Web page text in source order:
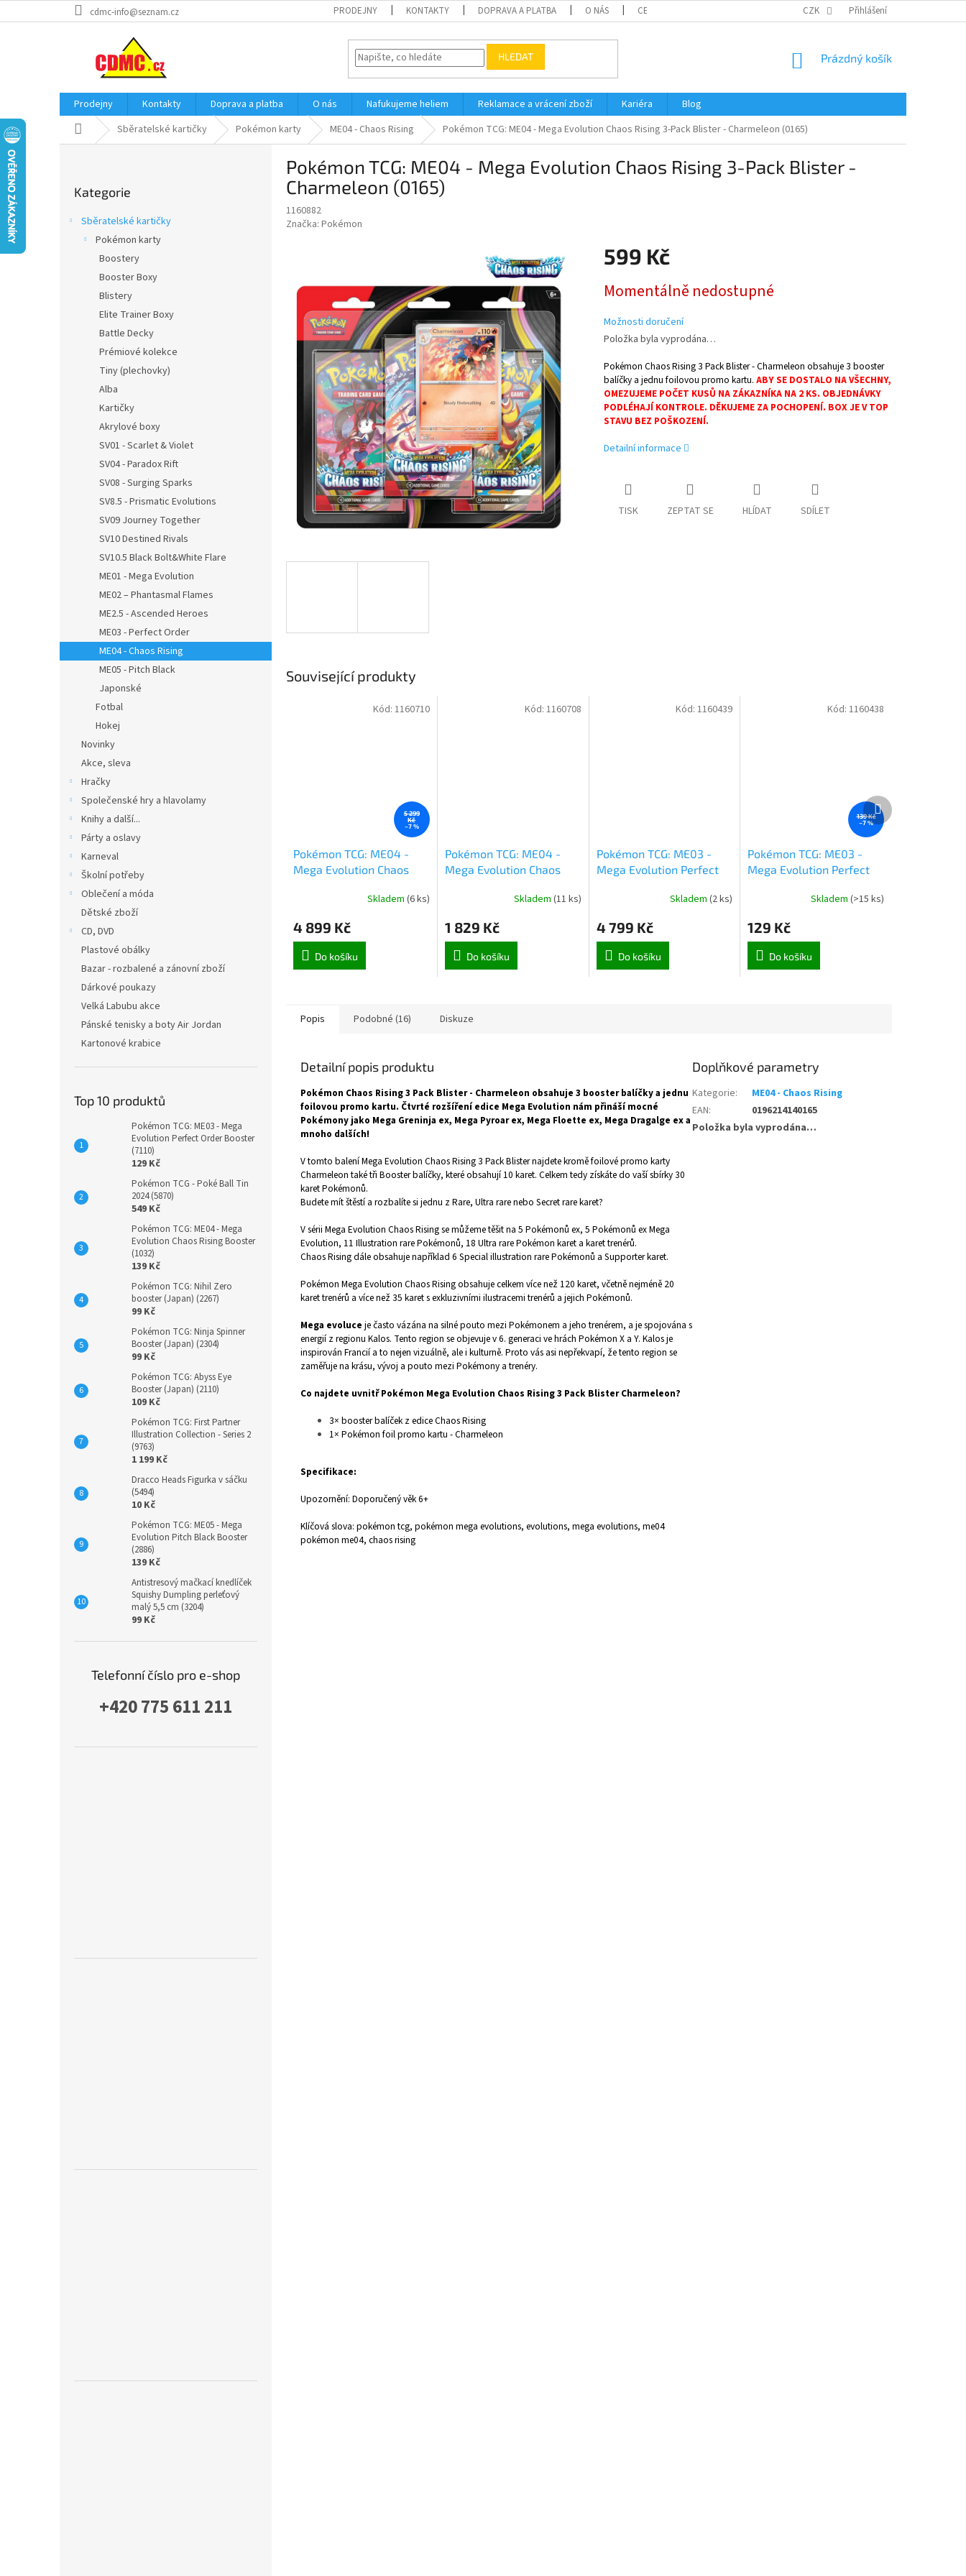
na
cdmc-info@seznam.cz PRODEJNY KONTAKTY DOPRAVA A PLATBA O NÁS CERTIFIKÁTY A NÁVODY OBCHODNÍ PODMÍNKY OCHRANA OSOBNÍCH
CZK Přihlášení
HLEDAT
NÁKUPNÍ
Prázdný košík
Prodejny Kontakty Doprava a platba O nás Nafukujeme heliem Reklamace a vrácení zboží Kariéra
Blog
Domů Sběratelské kartičky Pokémon karty ME04 - Chaos Rising Pokémon TCG: ME04 - Mega Evolution Chaos Rising 3-Pack Blister - Charmeleon (0165)
kategorie
Kategorie
Sběratelské kartičky
Pokémon karty
Boostery
Booster Boxy
Blistery
Elite Trainer Boxy
Battle Decky
Prémiové kolekce
Tiny (plechovky)
Alba
Kartičky
Akrylové boxy
SV01 - Scarlet & Violet
SV04 - Paradox Rift
SV08 - Surging Sparks
SV8.5 - Prismatic Evolutions
SV09 Journey Together
SV10 Destined Rivals
SV10.5 Black Bolt&White Flare
ME01 - Mega Evolution
ME02 – Phantasmal Flames
ME2.5 - Ascended Heroes
ME03 - Perfect Order
ME04 - Chaos Rising
ME05 - Pitch Black
Japonské
Fotbal
Hokej
Novinky
Akce, sleva
Hračky
Společenské hry a hlavolamy
Knihy a další...
Párty a oslavy
Karneval
Školní potřeby
Oblečení a móda
Dětské zboží
CD, DVD
Plastové obálky
Bazar - rozbalené a zánovní zboží
Dárkové poukazy
Velká Labubu akce
Pánské tenisky a boty Air Jordan
Kartonové krabice
Top 10 produktů
Pokémon TCG: ME03 - Mega
Evolution Perfect Order Booster
(7110)
129 Kč
Pokémon TCG - Poké Ball Tin
2024 (5870)
549 Kč
Pokémon TCG: ME04 - Mega
Evolution Chaos Rising Booster
(1032)
139 Kč
Pokémon TCG: Nihil Zero
booster (Japan) (2267)
99 Kč
Pokémon TCG: Ninja Spinner
Booster (Japan) (2304)
99 Kč
Pokémon TCG: Abyss Eye
Booster (Japan) (2110)
109 Kč
Pokémon TCG: First Partner
Illustration Collection - Series 2
(9763)
1 199 Kč
Dracco Heads Figurka v sáčku
(5494)
10 Kč
Pokémon TCG: ME05 - Mega
Evolution Pitch Black Booster
(2886)
139 Kč
Antistresový mačkací knedlíček
Squishy Dumpling perleťový
malý 5,5 cm (3204)
99 Kč
Telefonní číslo pro e-shop
+420 775 611 211
Pokémon TCG: ME04 - Mega Evolution Chaos Rising 3-Pack Blister -
Charmeleon (0165)
1160882
Značka: Pokémon
599 Kč
cena:
Momentálně nedostupné
Možnosti doručení
Položka byla vyprodána…
Pokémon Chaos Rising 3 Pack Blister - Charmeleon obsahuje 3 booster
balíčky a jednu foilovou promo kartu. ABY SE DOSTALO NA VŠECHNY,
OMEZUJEME POČET KUSŮ NA ZÁKAZNÍKA NA 2 KS. OBJEDNÁVKY
PODLÉHAJÍ KONTROLE. DĚKUJEME ZA POCHOPENÍ. BOX JE V TOP
STAVU BEZ POŠKOZENÍ.
Detailní informace
TISK ZEPTAT SE HLÍDAT SDÍLET
Související produkty
5 299
Kč
–7 %
Pokémon TCG: ME04 -
Mega Evolution Chaos
Skladem (6 ks)
4 899 Kč
Do košíku
Kód: 1160710
Pokémon TCG: ME04 -
Mega Evolution Chaos
Skladem (11 ks)
1 829 Kč
Do košíku
Kód: 1160708
Pokémon TCG: ME03 -
Mega Evolution Perfect
Skladem(2 ks)
4 799 Kč
Do košíku
Kód:1160439
139 Kč
–7 %
Pokémon TCG: ME03 -
Mega Evolution Perfect
Skladem (>15 ks)
129 Kč
Do košíku
Kód: 1160438
Další
produkt
Popis Podobné (16) Diskuze
Detailní popis produktu
Pokémon Chaos Rising 3 Pack Blister - Charmeleon obsahuje 3 booster balíčky a jednu
foilovou promo kartu. Čtvrté rozšíření edice Mega Evolution nám přináší mocné
Pokémony jako Mega Greninja ex, Mega Pyroar ex, Mega Floette ex, Mega Dragalge ex a
mnoho dalších!
V tomto balení Mega Evolution Chaos Rising 3 Pack Blister najdete kromě foilové promo karty
Charmeleon také tři Booster balíčky, které obsahují 10 karet. Celkem tedy získáte do vaší sbírky 30
karet Pokémonů.
Budete mít štěstí a rozbalíte si jednu z Rare, Ultra rare nebo Secret rare karet?
V sérii Mega Evolution Chaos Risingse můžeme těšit na 5 Pokémonů ex, 5 Pokémonů ex Mega
Evolution, 11 Illustration rare Pokémonů, 18 Ultra rare Pokémon karet a karet trenérů.
Chaos Rising dále obsahuje například 6 Special illustration rare Pokémonů a Supporter karet.
Pokémon Mega Evolution Chaos Rising obsahuje celkem více než 120 karet, včetně nejméně 20
karet trenérů a více než 35 karet s exkluzivními ilustracemi trenérů a jejich Pokémonů.
Mega evoluce je často vázána na silné pouto mezi Pokémonem a jeho trenérem, a je spojována s
energií z regionu Kalos. Tento region se objevuje v 6. generaci ve hrách Pokémon X a Y. Kalos je
inspirován Francií a to nejen vizuálně, ale i kulturně. Proto vás asi nepřekvapí, že tento region se
zaměřuje na krásu, vývoj a pouto mezi Pokémony a trenéry.
Co najdete uvnitř Pokémon Mega Evolution Chaos Rising 3 Pack Blister Charmeleon?
3× booster balíček z edice Chaos Rising
1× Pokémon foil promo kartu - Charmeleon
Specifikace:
Upozornění: Doporučený věk 6+
Klíčová slova: pokémon tcg, pokémon mega evolutions, evolutions, mega evolutions, me04
pokémon me04, chaos rising
Doplňkové parametry
Kategorie:
ME04 - Chaos Rising
EAN:
0196214140165
Položka byla vyprodána…